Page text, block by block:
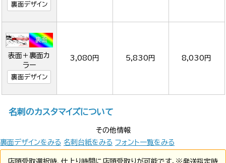
裏面デザイン
表面＋裏面カ
ラー
裏面デザイン
3,080円 5,830円 8,030円
名刺のカスタマイズについて
その他情報
裏面デザインをみる 名刺台紙をみる フォント一覧をみる
店頭受取選択時、仕上り時間に店頭受取りが可能です。※発送指定時